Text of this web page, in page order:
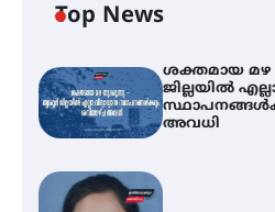
Top News
ശക്തമായ
ജില്ലയിൽ
അവധി